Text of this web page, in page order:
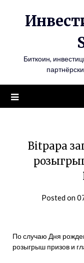
Биткоин,
Bitpapa
Posted on
По случаю Дня
розыгрыш призов и